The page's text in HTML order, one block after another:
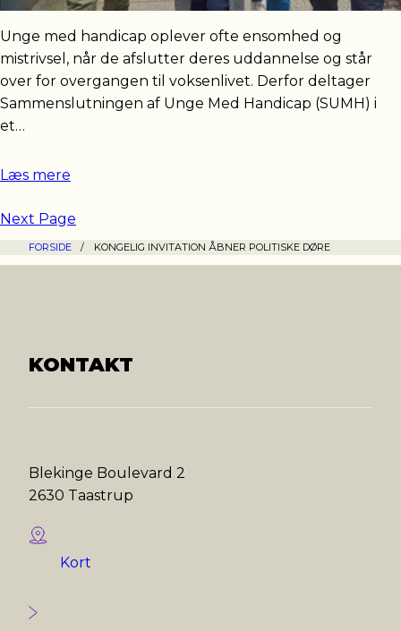
Unge med handicap oplever ofte ensomhed og
mistrivsel, når de afslutter deres uddannelse og står
over for overgangen til voksenlivet. Derfor deltager
Sammenslutningen af Unge Med Handicap (SUMH) i
et…
Læs mere
Next Page
FORSIDE / KONGELIG INVITATION ÅBNER POLITISKE DØRE
KONTAKT
Blekinge Boulevard 2
2630 Taastrup
Kort